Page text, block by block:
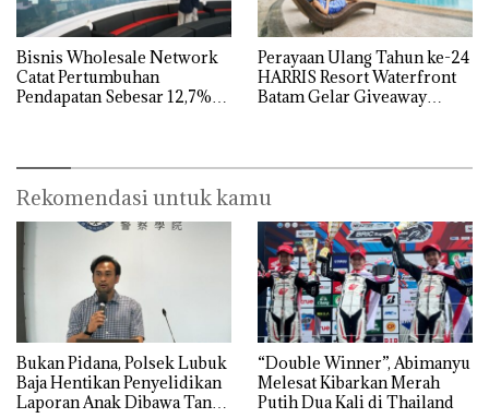
Bisnis Wholesale Network
Catat Pertumbuhan
Pendapatan Sebesar 12,7%
Perayaan Ulang Tahun ke-24
HARRIS Resort Waterfront
Batam Gelar Giveaway
Rekomendasi untuk kamu
Bukan Pidana, Polsek Lubuk
Baja Hentikan Penyelidikan
Laporan Anak Dibawa Tanpa
“Double Winner”, Abimanyu
Melesat Kibarkan Merah
Putih Dua Kali di Thailand